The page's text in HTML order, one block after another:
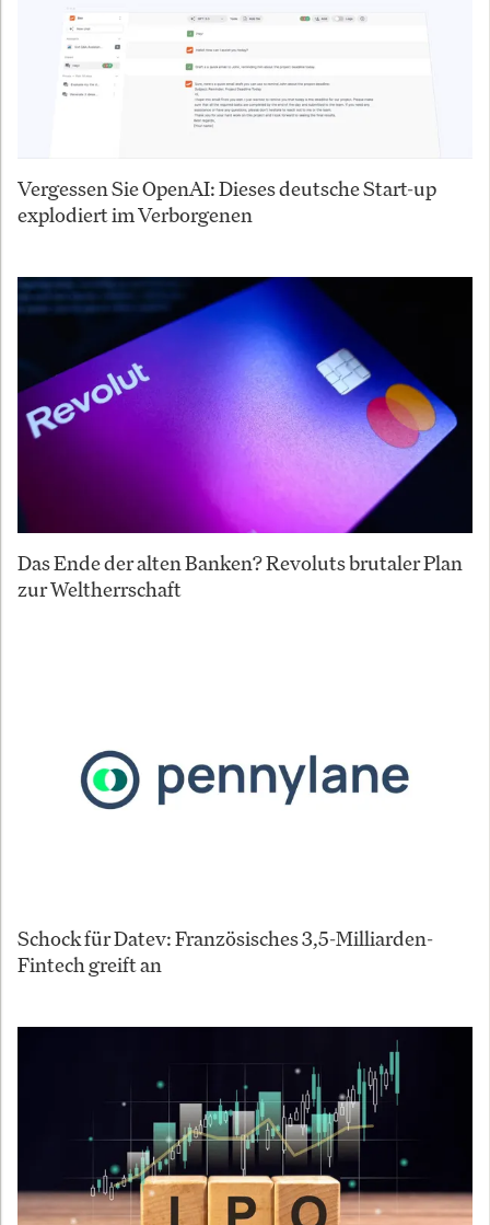
Vergessen Sie OpenAI: Dieses deutsche Start-up
explodiert im Verborgenen
Das Ende der alten Banken? Revoluts brutaler Plan
zur Weltherrschaft
Schock für Datev: Französisches 3,5-Milliarden-
Fintech greift an